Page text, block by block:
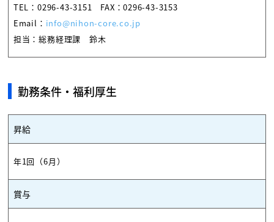
TEL：0296-43-3151 FAX：0296-43-3153
Email： info@nihon-core.co.jp
担当：総務経理課 鈴木
勤務条件・福利厚生
昇給
年1回（6月）
賞与